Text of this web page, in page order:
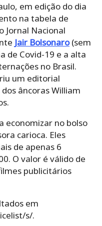
em edição do dia
na tabela de
Jornal Nacional
Jair Bolsonaro(sem
de Covid-19 e a alta
no Brasil.
um editorial
âncoras William
economizar no bolso
carioca. Eles
de apenas 6
O valor é válido de
publicitários
em
s/.